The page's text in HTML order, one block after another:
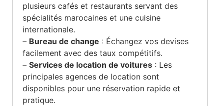
plusieurs cafés et restaurants servant des
spécialités marocaines et une cuisine
internationale.
– Bureau de change : Échangez vos devises
facilement avec des taux compétitifs.
– Services de location de voitures : Les
principales agences de location sont
disponibles pour une réservation rapide et
pratique.